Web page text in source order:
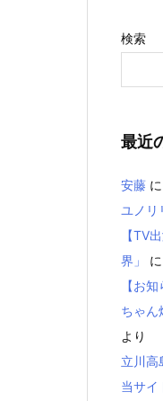
検索
最近
安藤 に
ユノリ
【TV
界」
に
【お
ちゃん
より
立川高
当サイ